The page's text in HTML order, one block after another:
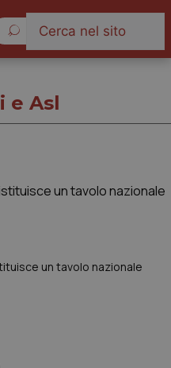
e Asl
un tavolo nazionale